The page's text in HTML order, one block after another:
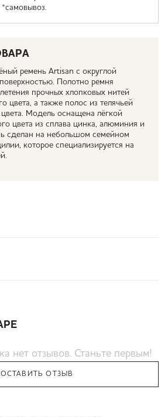
ремень Artisan с округлой
Полотно ремня
прочных хлопковых нитей
цвета, а также полос из телячьей
Модель оснащена лёгкой
цвета из сплава цинка, алюминия и
сделан на небольшом семейном
которое специализируется на
нет отзывов. Станьте первым!
ОСТАВИТЬ ОТЗЫВ